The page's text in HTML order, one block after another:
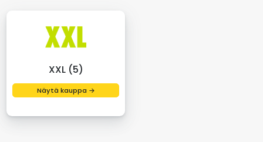
XXL (5)
Näytä kauppa →